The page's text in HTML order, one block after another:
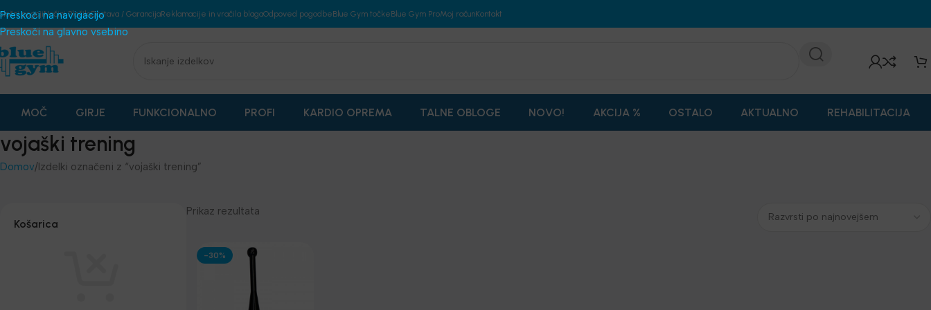
Preskoči na navigacijo
Preskoči na glavno vsebino
pogojiNačini PlačilaDostava / GarancijaReklamacije in vračila blagaOdpoved pogodbeBlue Gym točkeBlue Gym ProMoj računKontakt
MOČ GIRJE FUNKCIONALNO PROFI KARDIO OPREMA TALNE OBLOGE NOVO! AKCIJA % OSTALO AKTUALNO REHABILITACIJA
vojaški trening
Domov Izdelki označeni z “vojaški trening”
Košarica
Prikaz rezultata
-30%